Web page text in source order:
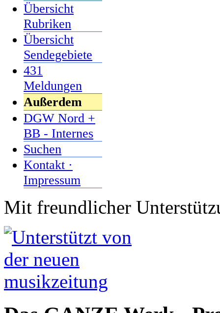
Übersicht
Rubriken
Übersicht
Sendegebiete
431
Meldungen
Außerdem
DGW Nord +
BB - Internes
Suchen
Kontakt ·
Impressum
Mit freundlicher